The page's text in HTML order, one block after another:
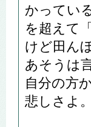
かってい
を超えて
けど田ん
あそうは
自分の方
悲しさよ。